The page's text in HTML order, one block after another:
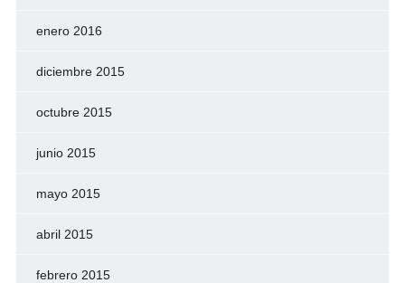
enero 2016
diciembre 2015
octubre 2015
junio 2015
mayo 2015
abril 2015
febrero 2015